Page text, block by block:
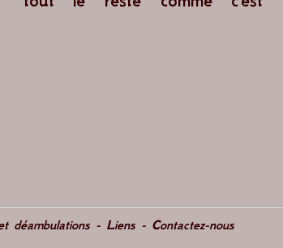
déambulations - Liens - Contactez-nous